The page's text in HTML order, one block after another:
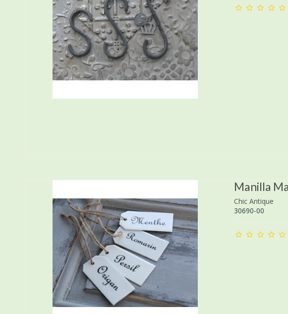
Manilla
Chic Antique
30690-00